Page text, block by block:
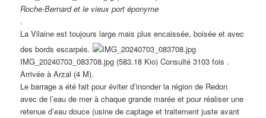
Roche-Bernard et le vieux port éponyme
.
La Vilaine est toujours large mais plus encaissée, boisée et avec
des bords escarpés.
IMG_20240703_083708.jpg (583.18 Kio) Consulté 3103 fois .
Arrivée à Arzal (4 M).
Le barrage a été fait pour éviter d’inonder la région de Redon
avec de l’eau de mer à chaque grande marée et pour réaliser une
retenue d’eau douce (usine de captage et traitement juste avant